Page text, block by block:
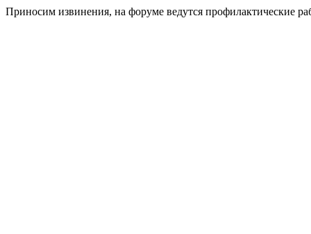
Приносим извинения, на форуме ведутся профилактические